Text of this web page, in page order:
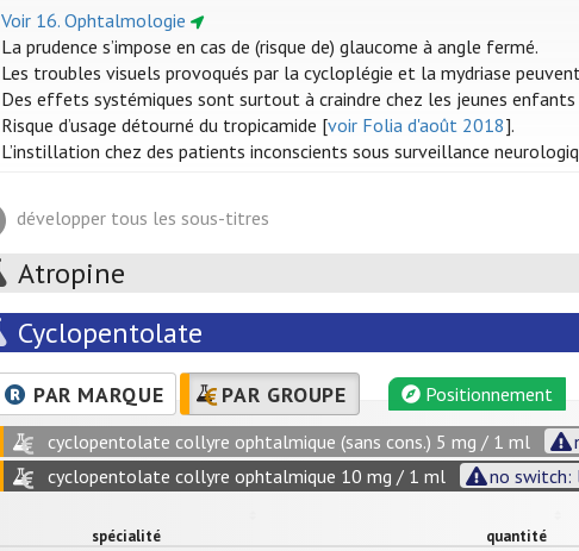
Voir 16. Ophtalmologie
La prudence s’impose en cas de (risque de) glaucome à angle fermé.
Les troubles visuels provoqués par la cycloplégie et la mydriase
Des effets systémiques sont surtout à craindre chez les jeunes enfants
Risque d’usage détourné du tropicamide [voir Folia d'août 2018].
L’instillation chez des patients inconscients sous surveillance
développer tous les sous-titres
Atropine
Cyclopentolate
PAR MARQUE PAR GROUPE Positionnement
cyclopentolate collyre ophtalmique (sans cons.) 5 mg / 1 ml
cyclopentolate collyre ophtalmique 10 mg / 1 ml
no switch:
spécialité quantité